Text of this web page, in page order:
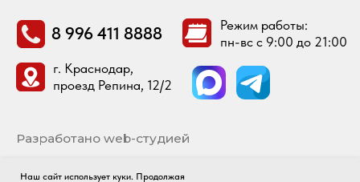
Наш сайт использует куки. Продолжая